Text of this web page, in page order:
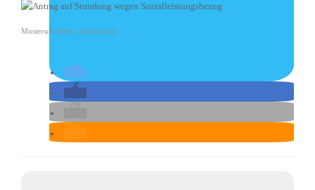
Musterschreiben | fotolia.com